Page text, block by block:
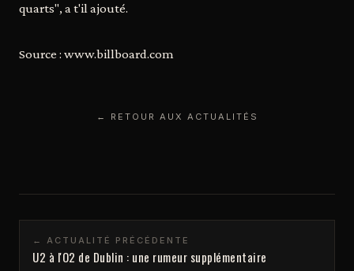
quarts", a t'il ajouté.
Source : www.billboard.com
← RETOUR AUX ACTUALITÉS
← ACTUALITÉ PRÉCÉDENTE
U2 à l'O2 de Dublin : une rumeur supplémentaire